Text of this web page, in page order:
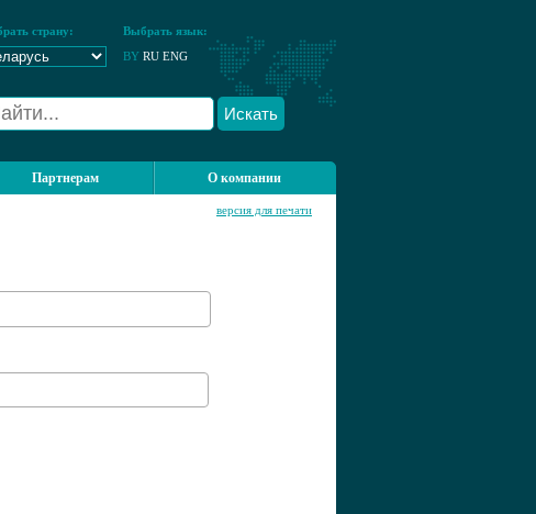
страну:
Выбрать язык:
BY RU ENG
Искать
Партнерам О компании
версия для печати